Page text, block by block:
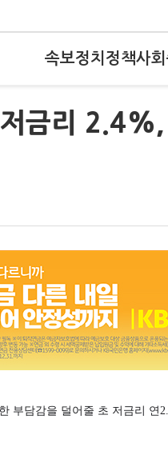
속보정치 정책사회
저금리
부담감을 덜어줄 초 저금리 연